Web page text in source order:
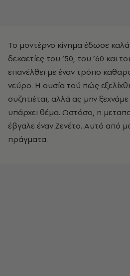
Το μοντέρνο κίνημα έδωσε καλά
δεκαετίες του ’50, του ’60 και
επανέλθει με έναν τρόπο
νεύρο. Η ουσία τού πώς
συζητιέται, αλλά ας μην
υπάρχει θέμα. Ωστόσο, η
έβγαλε έναν Ζενέτο. Αυτό από
πράγματα.